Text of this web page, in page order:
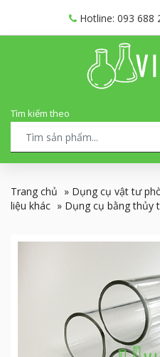
Hotline: 093 688
Tìm kiếm theo
Trang chủ » Dụng cụ vật tư
liệu khác » Dụng cụ bằng thủy